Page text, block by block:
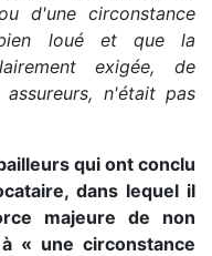
d'une circonstance
loué et que la
exigée, de
n'était pas
qui ont conclu
dans lequel il
majeure de non
« une circonstance